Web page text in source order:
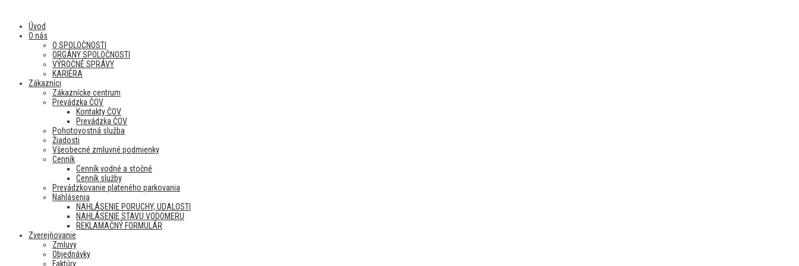
Úvod
O nás
O SPOLOČNOSTI
ORGÁNY SPOLOČNOSTI
VÝROČNÉ SPRÁVY
KARIÉRA
Zákazníci
Zákaznícke centrum
Prevádzka ČOV
Kontakty ČOV
Prevádzka ČOV
Pohotovostná služba
Žiadosti
Všeobecné zmluvné podmienky
Cenník
Cenník vodné a stočné
Cenník služby
Prevádzkovanie plateného parkovania
Nahlásenia
NAHLÁSENIE PORUCHY, UDALOSTI
NAHLÁSENIE STAVU VODOMERU
REKLAMAČNÝ FORMULÁR
Zverejňovanie
Zmluvy
Objednávky
Faktúry